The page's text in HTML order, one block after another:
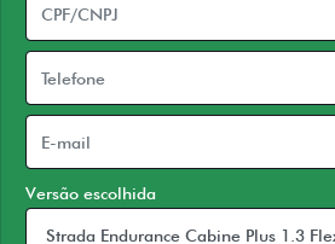
Versão escolhida